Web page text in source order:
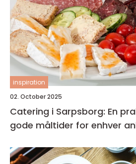
inspiration
02. October 2025
Catering i Sarpsborg: En
gode måltider for enhver